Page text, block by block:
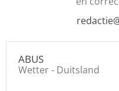
ABUS
Wetter - Duitsland